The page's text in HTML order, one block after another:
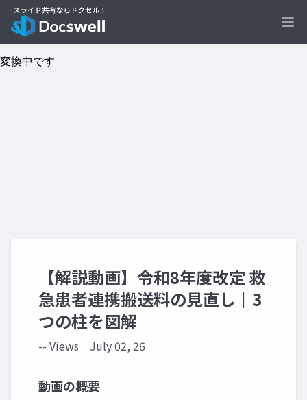
【解説動画】令和8年度改定 救
急患者連携搬送料の見直し｜3
つの柱を図解
-- Views July 02, 26
動画の概要